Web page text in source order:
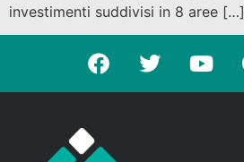
investimenti suddivisi in 8 aree […]